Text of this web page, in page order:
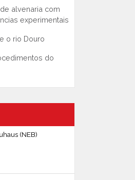
alvenaria com
experimentais
o rio Douro
do
(NEB)